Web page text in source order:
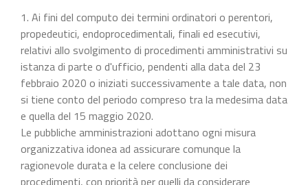
1. Ai fini del computo dei termini ordinatori o perentori,
propedeutici, endoprocedimentali, finali ed esecutivi,
relativi allo svolgimento di procedimenti amministrativi su
istanza di parte o d'ufficio, pendenti alla data del 23
febbraio 2020 o iniziati successivamente a tale data, non
si tiene conto del periodo compreso tra la medesima data
e quella del 15 maggio 2020.
Le pubbliche amministrazioni adottano ogni misura
organizzativa idonea ad assicurare comunque la
ragionevole durata e la celere conclusione dei
procedimenti, con priorità per quelli da considerare